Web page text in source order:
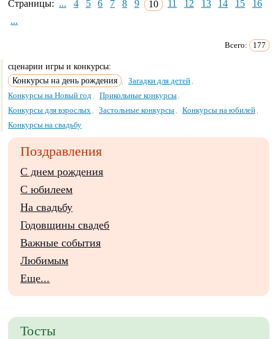
Страницы: ... 4 5 6 7 8 9 10 11 12 13 14 15
16
...
Всего: 177
сценарии игры и конкурсы:
Конкурсы на день рождения
Загадки для детей
Конкурсы на Новый год Прикольные конкурсы
Конкурсы для взрослых Застольные конкурсы Конкурсы на юбилей
Конкурсы на свадьбу
Поздравления
С днем рождения
С юбилеем
На свадьбу
Годовщины свадеб
Важные события
Любимым
Еще...
Тосты